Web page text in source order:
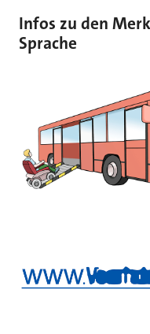
Infos zu den
Sprache